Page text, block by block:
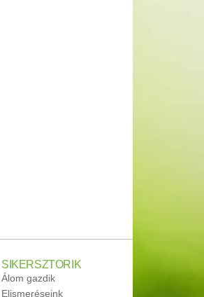
SIKERSZTORIK
Álom gazdik
Elismeréseink